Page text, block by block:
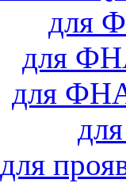
для
для
для